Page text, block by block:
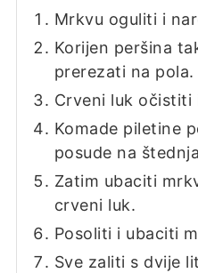
Mrkvu oguliti i
Korijen peršina
prerezati na pola.
Crveni luk očistiti
Komade piletine
posude na
Zatim ubaciti
crveni luk.
Posoliti i ubaciti
Sve zaliti s dvije